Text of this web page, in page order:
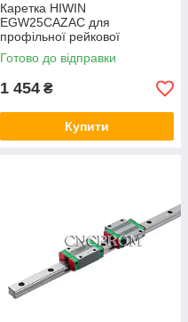
Каретка HIWIN
EGW25CAZAC для
профільної рейкової
напрямної
Готово до відправки
1 454 ₴
Купити